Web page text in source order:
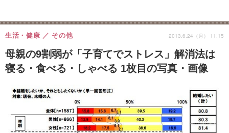
母親の9割弱が「子育てでストレス」解消法は
寝る・食べる・しゃべる 1枚目の写真・画像
生活・健康 その他 2013.6.24（月） 11:15